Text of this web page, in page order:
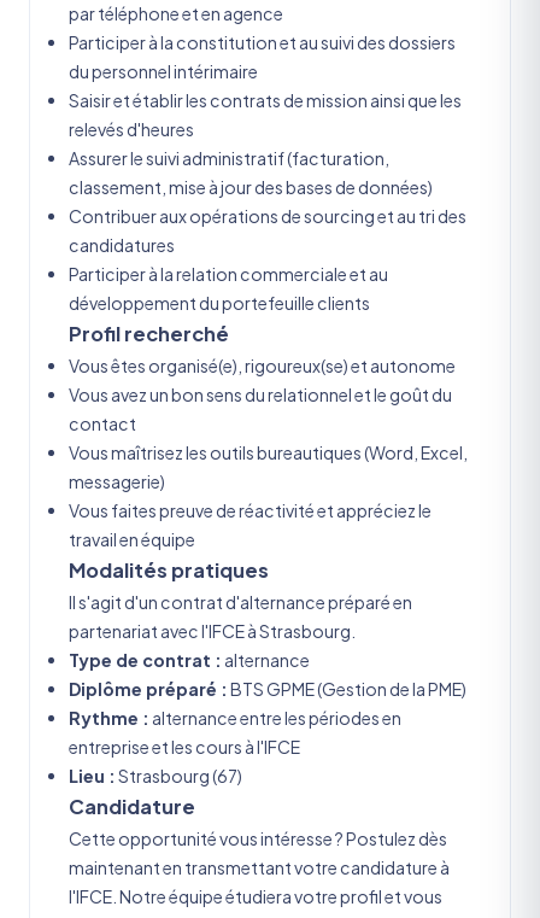
par téléphone et en agence
Participer à la constitution et au suivi des dossiers
du personnel intérimaire
Saisir et établir les contrats de mission ainsi que les
relevés d'heures
Assurer le suivi administratif (facturation,
classement, mise à jour des bases de données)
Contribuer aux opérations de sourcing et au tri des
candidatures
Participer à la relation commerciale et au
développement du portefeuille clients
Profil recherché
Vous êtes organisé(e), rigoureux(se) et autonome
Vous avez un bon sens du relationnel et le goût du
contact
Vous maîtrisez les outils bureautiques (Word, Excel,
messagerie)
Vous faites preuve de réactivité et appréciez le
travail en équipe
Modalités pratiques
Il s'agit d'un contrat d'alternance préparé en
partenariat avec l'IFCE à Strasbourg.
Type de contrat : alternance
Diplôme préparé : BTS GPME (Gestion de la PME)
Rythme : alternance entre les périodes en
entreprise et les cours à l'IFCE
Lieu : Strasbourg (67)
Candidature
Cette opportunité vous intéresse ? Postulez dès
maintenant en transmettant votre candidature à
l'IFCE. Notre équipe étudiera votre profil et vous